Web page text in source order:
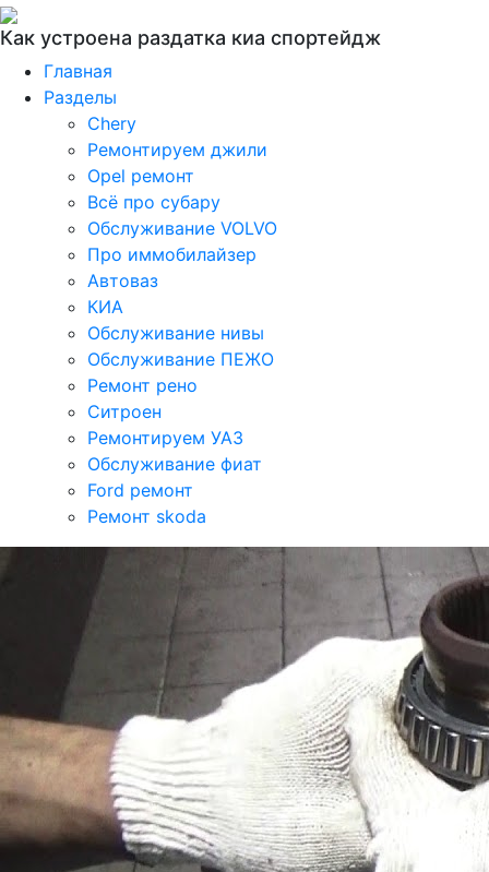
Как устроена раздатка киа спортейдж
Главная
Разделы
Chery
Ремонтируем джили
Opel ремонт
Всё про субару
Обслуживание VOLVO
Про иммобилайзер
Автоваз
КИА
Обслуживание нивы
Обслуживание ПЕЖО
Ремонт рено
Ситроен
Ремонтируем УАЗ
Обслуживание фиат
Ford ремонт
Ремонт skoda